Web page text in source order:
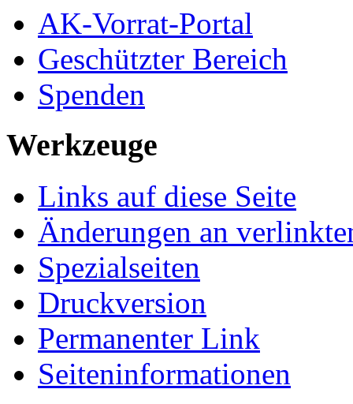
AK-Vorrat-Portal
Geschützter Bereich
Spenden
Werkzeuge
Links auf diese Seite
Änderungen an
Spezialseiten
Druckversion
Permanenter Link
Seiten­­informationen